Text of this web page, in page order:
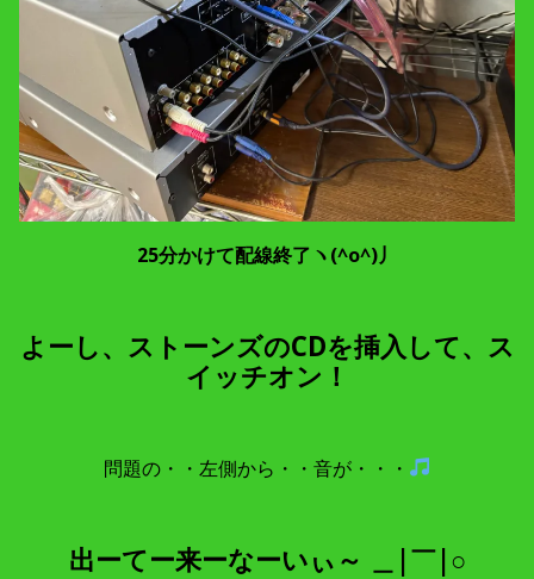
25分かけて配線終了ヽ(^o^)丿
よーし、ストーンズのCDを挿入して、ス
イッチオン！
問題の・・左側から・・音が・・・
出ーてー来ーなーいぃ～ ＿|￣|○